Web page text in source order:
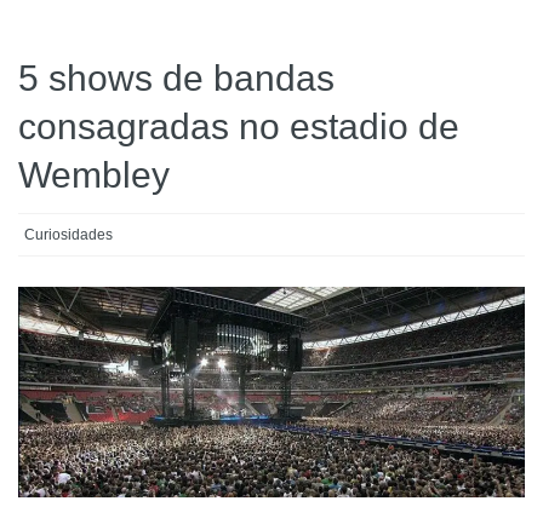
5 shows de bandas
consagradas no estadio de
Wembley
Curiosidades